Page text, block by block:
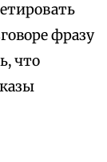
фразу
что